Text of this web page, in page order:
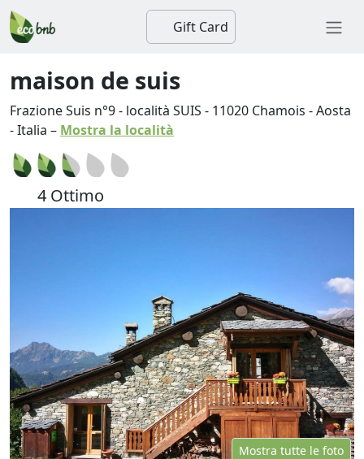
Gift Card
maison de suis
Frazione Suis n°9 - località SUIS - 11020 Chamois -Aosta
-Italia – Mostra la località
4 Ottimo
Mostra tutte le foto